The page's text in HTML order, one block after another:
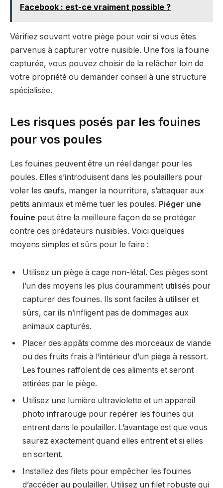
Facebook : est-ce vraiment possible ?
Vérifiez souvent votre piège pour voir si vous êtes
parvenus à capturer votre nuisible. Une fois la fouine
capturée, vous pouvez choisir de la relâcher loin de
votre propriété ou demander conseil à une structure
spécialisée.
Les risques posés par les fouines
pour vos poules
Les fouines peuvent être un réel danger pour les
poules. Elles s’introduisent dans les poulaillers pour
voler les œufs, manger la nourriture, s’attaquer aux
petits animaux et même tuer les poules. Piéger une
fouine peut être la meilleure façon de se protéger
contre ces prédateurs nuisibles. Voici quelques
moyens simples et sûrs pour le faire :
Utilisez un piège à cage non-létal. Ces pièges sont
l’un des moyens les plus couramment utilisés pour
capturer des fouines. Ils sont faciles à utiliser et
sûrs, car ils n’infligent pas de dommages aux
animaux capturés.
Placer des appâts comme des morceaux de viande
ou des fruits frais à l’intérieur d’un piège à ressort.
Les fouines raffolent de ces aliments et seront
attirées par le piège.
Utilisez une lumière ultraviolette et un appareil
photo infrarouge pour repérer les fouines qui
entrent dans le poulailler. L’avantage est que vous
saurez exactement quand elles entrent et si elles
en sortent.
Installez des filets pour empêcher les fouines
d’accéder au poulailler. Utilisez un filet robuste qui